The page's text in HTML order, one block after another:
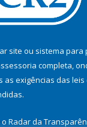
site ou sistema para
completa,
as exigências das leis
o Radar da